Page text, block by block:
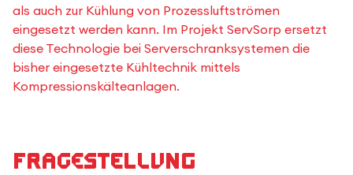
als auch zur Kühlung von Prozessluftströmen
eingesetzt werden kann. Im Projekt ServSorp ersetzt
diese Technologie bei Serverschranksystemen die
bisher eingesetzte Kühltechnik mittels
Kompressionskälteanlagen.
Fragestellung